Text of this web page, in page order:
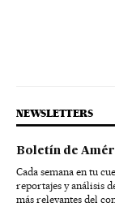
NEWSLETTERS
Boletín de
Cada semana en tu
reportajes y análisis
más relevantes del